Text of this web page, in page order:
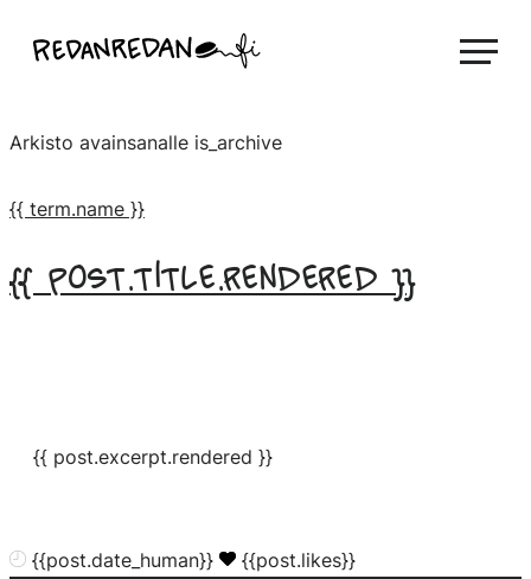
suoraan
Linda Saukko-Rauta, Redanredan Oy
piirrosvideoita
Arkisto avainsanalle is_archive
{{ term.name }}
{{ post.title.rendered }}
{{ post.excerpt.rendered }}
{{post.date_human}} {{post.likes}}